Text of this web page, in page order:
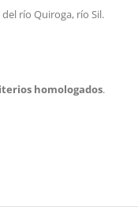
río Quiroga, río Sil.
homologados.